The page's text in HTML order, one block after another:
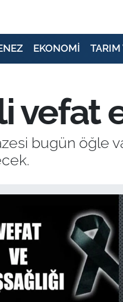
EKONOMİ
vefat
bugün öğle